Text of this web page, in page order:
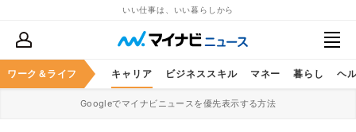
いい仕事は、いい暮らしから
ワーク＆ライフ キャリア ビジネススキル マネー 暮らし ヘ
Googleでマイナビニュースを優先表示する方法